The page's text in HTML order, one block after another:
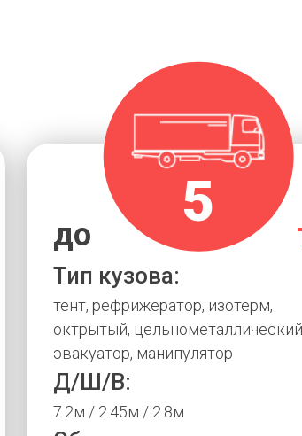
5
до
Тип кузова:
тент, рефрижератор, изотерм,
октрытый,
эвакуатор, манипулятор
Д/Ш/В:
7.2м / 2.45м / 2.8м